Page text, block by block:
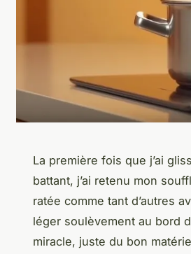
La première fois que j’ai
battant, j’ai retenu mon
ratée comme tant d’autres
léger soulèvement au bord
miracle, juste du bon